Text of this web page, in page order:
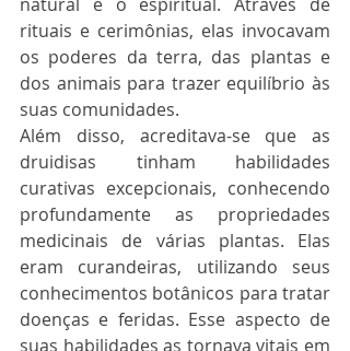
rituais e cerimônias, elas invocavam
os poderes da terra, das plantas e
dos animais para trazer equilíbrio às
suas comunidades.
Além disso, acreditava-se que as
druidisas tinham habilidades
curativas excepcionais, conhecendo
profundamente as propriedades
medicinais de várias plantas. Elas
eram curandeiras, utilizando seus
conhecimentos botânicos para tratar
doenças e feridas. Esse aspecto de
suas habilidades as tornava vitais em